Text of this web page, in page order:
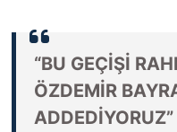
“BU GEÇİŞİ
ÖZDEMİR
ADDEDİYORUZ”